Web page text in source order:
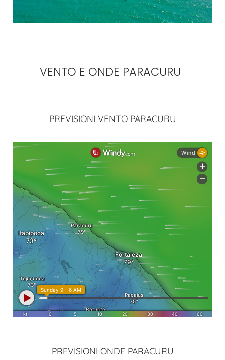
VENTO E ONDE PARACURU
PREVISIONI VENTO PARACURU
PREVISIONI ONDE PARACURU